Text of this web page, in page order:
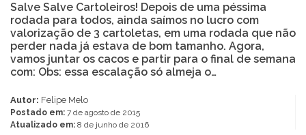
Salve Salve Cartoleiros! Depois de uma péssima
rodada para todos, ainda saímos no lucro com
valorização de 3 cartoletas, em uma rodada que não
perder nada já estava de bom tamanho. Agora,
vamos juntar os cacos e partir para o final de semana
com: Obs: essa escalação só almeja o…
Autor: Felipe Melo
Postado em: 7 de agosto de 2015
Atualizado em: 8 de junho de 2016